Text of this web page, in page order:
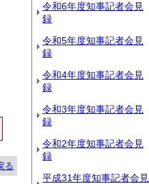
る
令和6年度知事記者会見
録
令和5年度知事記者会見
録
令和4年度知事記者会見
録
令和3年度知事記者会見
録
令和2年度知事記者会見
録
平成31年度知事記者会見